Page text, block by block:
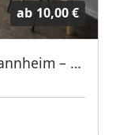
ab 10,00 €
Freie Monteurunterkünfte in Mannheim – JETZT anrufen! Wir sprechen auch Polnisch